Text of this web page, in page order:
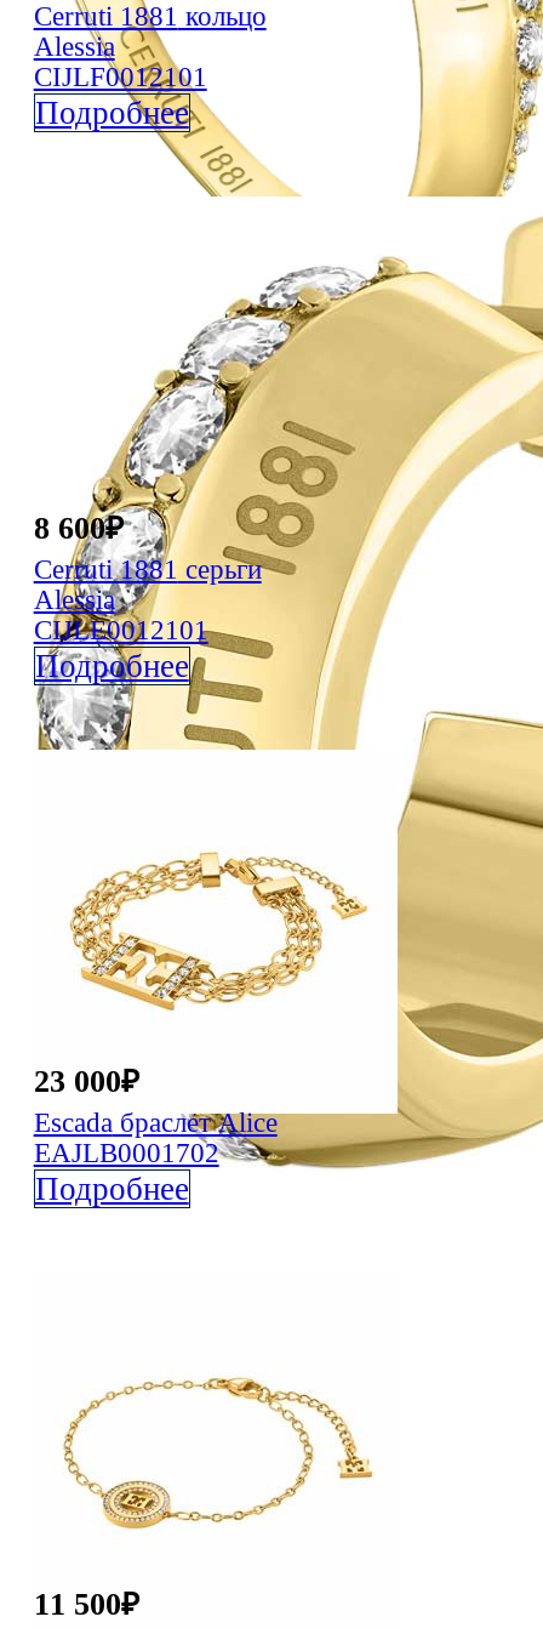
Cerruti 1881 кольцо
Alessia
CIJLF0012101
Подробнее
8 600₽
Cerruti 1881 серьги
Alessia
CIJLE0012101
Подробнее
23 000₽
Escada браслет Alice
EAJLB0001702
Подробнее
11 500₽